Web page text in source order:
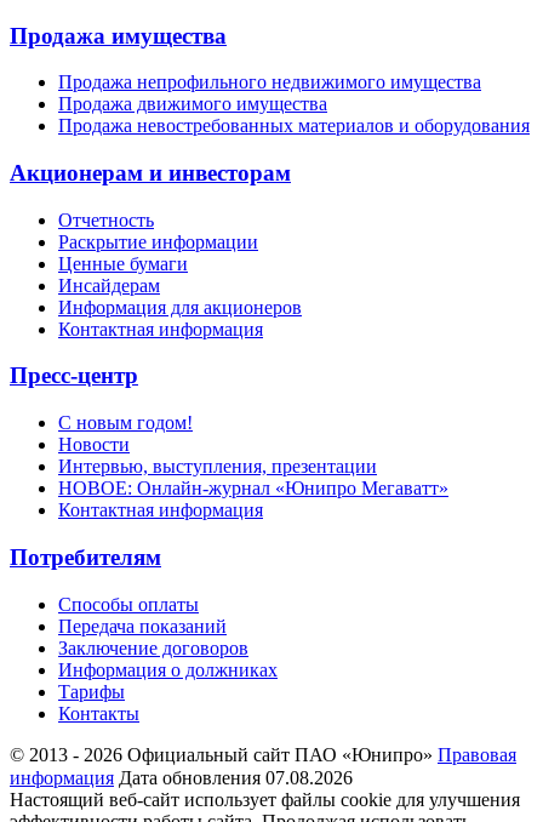
Продажа имущества
Продажа непрофильного недвижимого имущества
Продажа движимого имущества
Продажа невостребованных материалов и оборудования
Акционерам и инвесторам
Отчетность
Раскрытие информации
Ценные бумаги
Инсайдерам
Информация для акционеров
Контактная информация
Пресс-центр
С новым годом!
Новости
Интервью, выступления, презентации
НОВОЕ: Онлайн-журнал «Юнипро Мегаватт»
Контактная информация
Потребителям
Способы оплаты
Передача показаний
Заключение договоров
Информация о должниках
Тарифы
Контакты
© 2013 - 2026 Официальный сайт ПАО «Юнипро» Правовая
информация Дата обновления 07.08.2026
Настоящий веб-сайт использует файлы cookie для улучшения